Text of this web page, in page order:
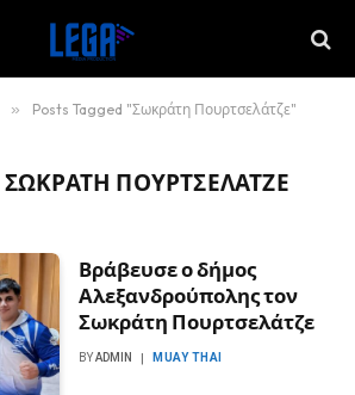
» Posts Tagged "Σωκράτη Πουρτσελάτζε"
ΣΩΚΡΆΤΗ ΠΟΥΡΤΣΕΛΆΤΖΕ
Βράβευσε ο δήμος
Αλεξανδρούπολης τον
Σωκράτη Πουρτσελάτζε
BYADMIN MUAY THAI